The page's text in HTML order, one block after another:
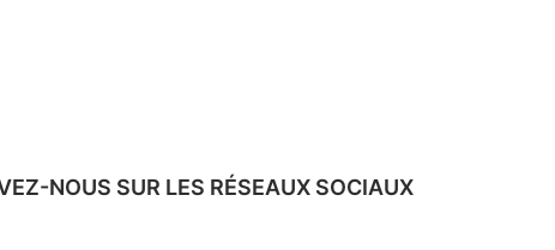
NOUS SUR LES RÉSEAUX SOCIAUX